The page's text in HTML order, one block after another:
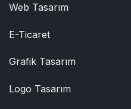
Web Tasarım
E-Ticaret
Grafik Tasarım
Logo Tasarım